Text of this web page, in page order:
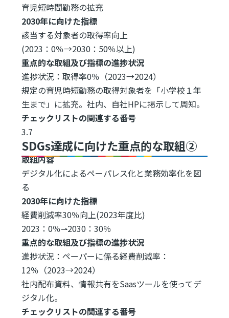
育児短時間勤務の拡充
2030年に向けた指標
該当する対象者の取得率向上
(2023：0％→2030：50％以上)
重点的な取組及び指標の進捗状況
進捗状況：取得率0％（2023→2024）
規定の育児時短勤務の取得対象者を「小学校１年
生まで」に拡充。社内、自社HPに掲示して周知。
チェックリストの関連する番号
3.7
SDGs達成に向けた重点的な取組②
取組内容
デジタル化によるペーパレス化と業務効率化を図
る
2030年に向けた指標
経費削減率30％向上(2023年度比)
2023：0％⇀2030：30％
重点的な取組及び指標の進捗状況
進捗状況：ペーパーに係る経費削減率：
12％（2023→2024）
社内配布資料、情報共有をSaasツールを使ってデ
ジタル化。
チェックリストの関連する番号